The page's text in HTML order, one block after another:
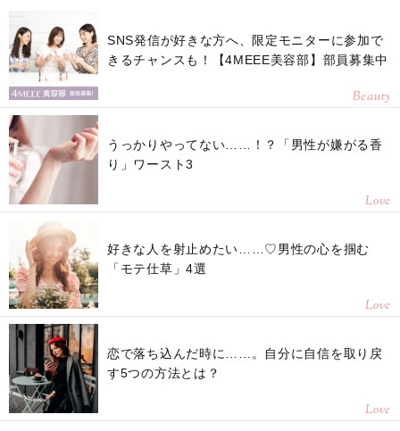
SNS発信が好きな方へ、限定モニターに参加で
きるチャンスも！【4MEEE美容部】部員募集中
Beauty
うっかりやってない……！？「男性が嫌がる香
り」ワースト3
Love
好きな人を射止めたい……♡男性の心を掴む
「モテ仕草」4選
Love
恋で落ち込んだ時に……。自分に自信を取り戻
す5つの方法とは？
Love